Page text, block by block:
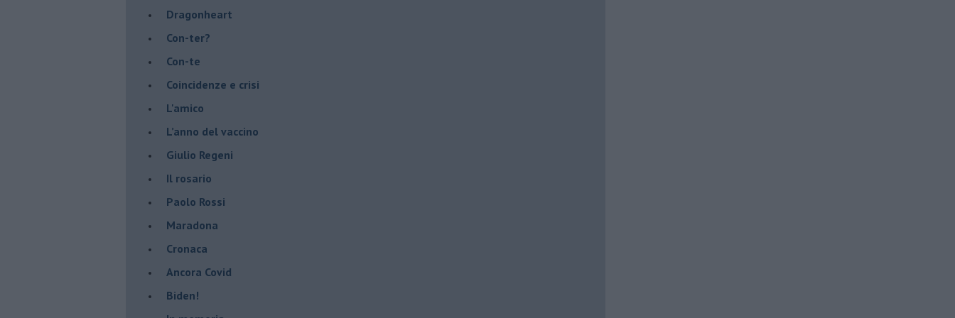
Dragonheart
Con-ter?
​Con-te
Coincidenze e crisi
L'amico
​L’anno del vaccino
Giulio Regeni
​Il rosario
Paolo Rossi
Maradona
Cronaca
​Ancora Covid
​Biden!